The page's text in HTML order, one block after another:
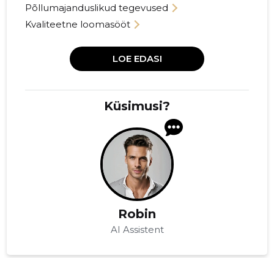
Põllumajanduslikud tegevused
Kvaliteetne loomasööt
LOE EDASI
Küsimusi?
Robin
AI Assistent